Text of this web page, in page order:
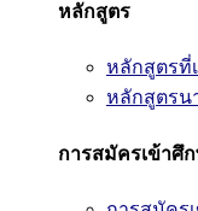
หลักสูตร
หลักสูตรที่
หลักสูตรน
การสมัครเข้าศึ